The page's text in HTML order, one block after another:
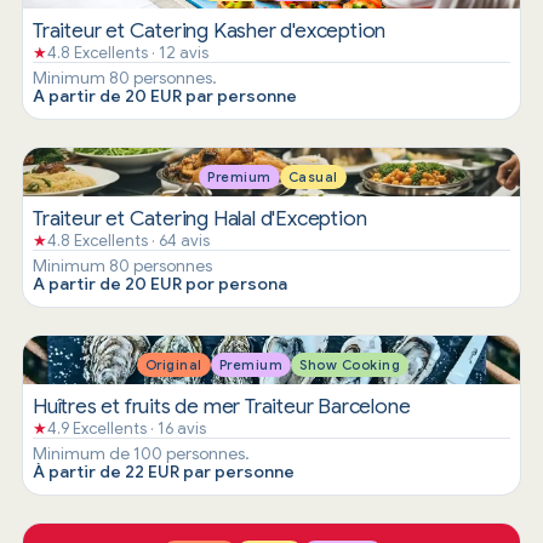
Traiteur et Catering Kasher d'exception
★4.8 Excellents · 12 avis
Minimum 80 personnes.
A partir de 20 EUR par personne
Premium Casual
Traiteur et Catering Halal d'Exception
★4.8 Excellents · 64 avis
Minimum 80 personnes
A partir de 20 EUR por persona
Original Premium Show Cooking
Huîtres et fruits de mer Traiteur Barcelone
★4.9 Excellents · 16 avis
Minimum de 100 personnes.
À partir de 22 EUR par personne